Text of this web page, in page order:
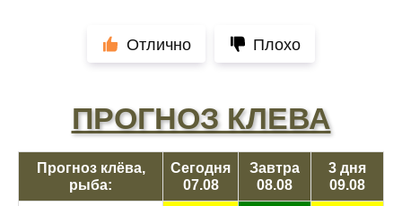
Отлично Плохо
ПРОГНОЗ КЛЕВА
Прогноз клёва,
рыба:
Сегодня
07.08
Завтра
08.08
3 дня
09.08